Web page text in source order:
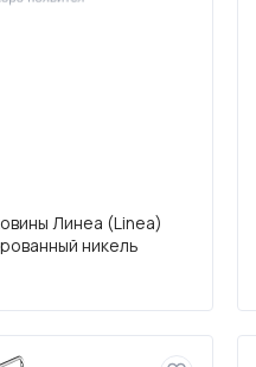
Линеа (Linea)
никель